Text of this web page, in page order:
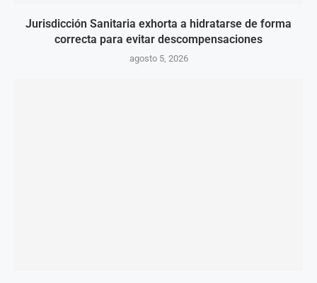
Jurisdicción Sanitaria exhorta a hidratarse de forma
correcta para evitar descompensaciones
agosto 5, 2026